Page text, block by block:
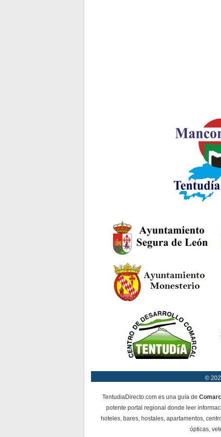
©
TentudiaDirecto.com es una guía de
potente portal regional donde leer
hoteles, bares, hostales, apartamentos,
ópticas,